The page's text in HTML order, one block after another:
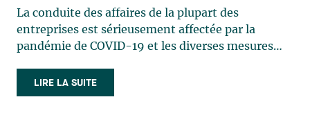
La conduite des affaires de la plupart des
entreprises est sérieusement affectée par la
pandémie de COVID-19 et les diverses mesures
impacts sur la population. La fermeture de
plusieurs places d’affaires des entreprises, de leurs
LIRE LA SUITE